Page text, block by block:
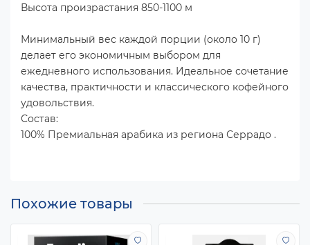
Высота произрастания 850-1100 м
Минимальный вес каждой порции (около 10 г)
делает его экономичным выбором для
ежедневного использования. Идеальное сочетание
качества, практичности и классического кофейного
удовольствия.
Состав:
100% Премиальная арабика из региона Серрадо .
Похожие товары